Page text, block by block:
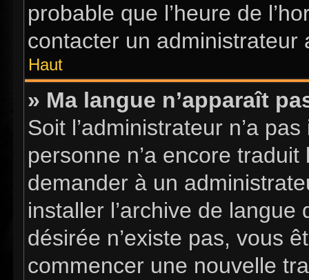
probable que l’heure de
contacter un
Haut
» Ma langue n’apparaît
Soit l’administrateur n’a
personne n’a encore
demander à un
installer l’archive de
désirée n’existe pas, vous
commencer une nouvelle